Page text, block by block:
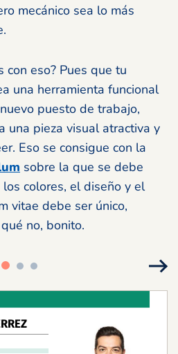
mecánico sea lo más
con eso? Pues que tu
una herramienta funcional
puesto de trabajo,
una pieza visual atractiva y
Eso se consigue con la
sobre la que se debe
colores, el diseño y el
vitae debe ser único,
no, bonito.